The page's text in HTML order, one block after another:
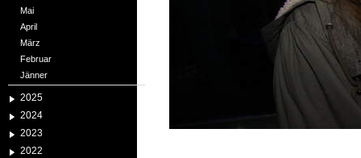
Mai
April
März
Februar
Jänner
2025
2024
2023
2022